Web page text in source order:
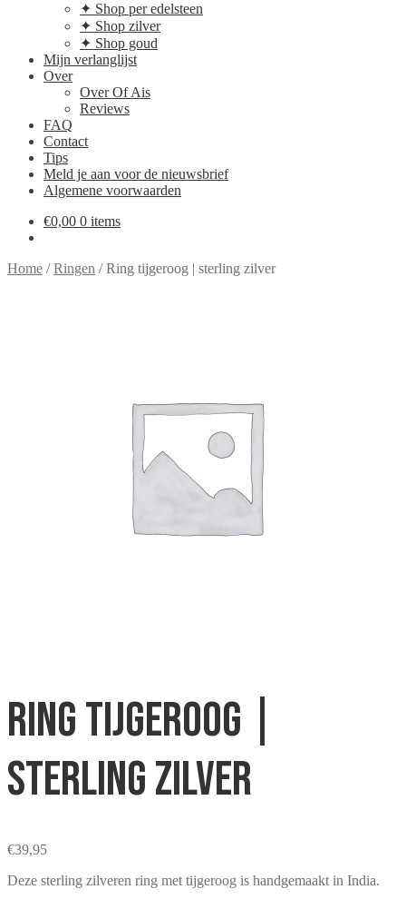
✦ Shop per edelsteen
✦ Shop zilver
✦ Shop goud
Mijn verlanglijst
Over
Over Of Ais
Reviews
FAQ
Contact
Tips
Meld je aan voor de nieuwsbrief
Algemene voorwaarden
€0,00 0 items
Home /Ringen /Ring tijgeroog | sterling zilver
Ring tijgeroog |
sterling zilver
€39,95
Deze sterling zilveren ring met tijgeroog is handgemaakt in India.